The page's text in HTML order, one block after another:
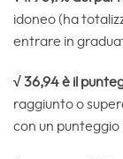
idoneo (ha
entrare in
√ 36,94 è il
raggiunto o
con un punteggio